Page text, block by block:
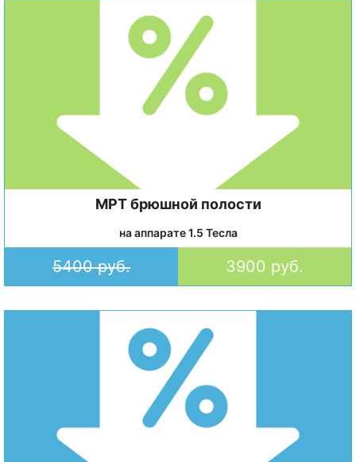
МРТ брюшной полости
на аппарате 1.5 Тесла
5400 руб. 3900 руб.